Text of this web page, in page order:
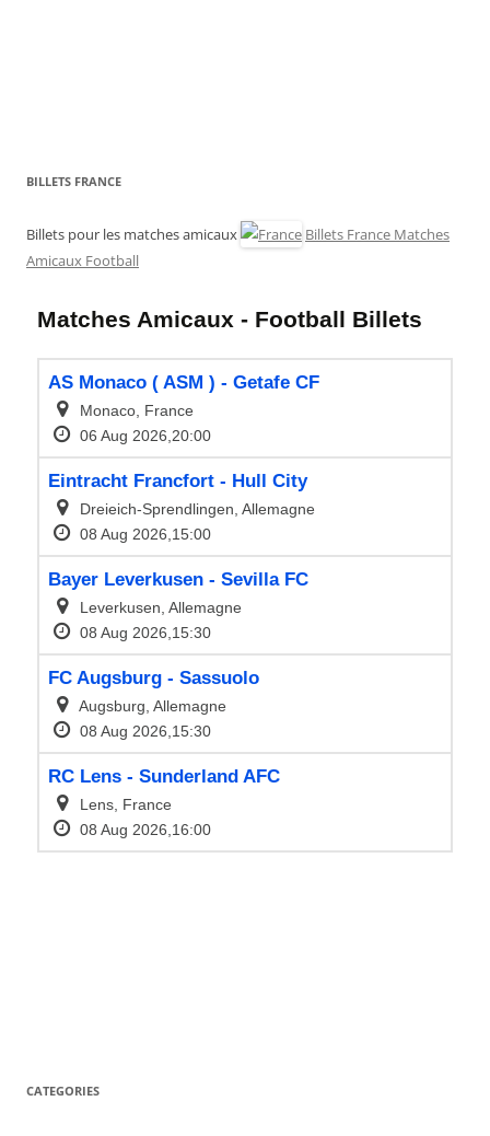
BILLETS FRANCE
Billets pour les matches amicaux
Billets France Matches
Amicaux Football
CATEGORIES